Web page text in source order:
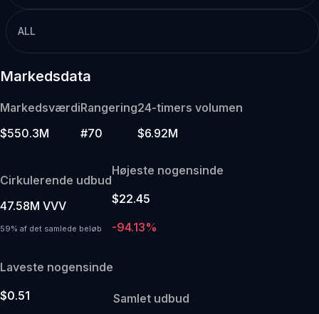
ALL
Markedsdata
Markedsværdi
$550.3M
Rangering
#70
24-timers volumen
$6.92M
Cirkulerende udbud
47.58M VVV
59% af det samlede beløb
Højeste nogensinde
$22.45
-94.13%
Laveste nogensinde
$0.51
Samlet udbud